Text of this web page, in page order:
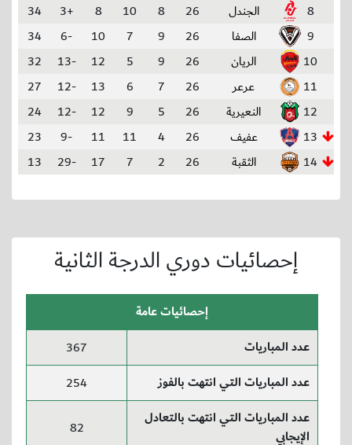
8
الجندل 26
8
10
8
+3
34
9
الصفا 26
9
7
10
-6
34
10
الريان 26
9
5
12
-13
32
11
عرعر 26
7
6
13
-12
27
12
النعيرية 26
5
9
12
-12
24
13
عفيف 26
4
11
11
-9
23
14
الثقبة 26
2
7
17
-29
13
إحصائيات دوري الدرجة الثانية
إحصائيات عامة
عدد المباريات
367
عدد المباريات التي انتهت بالفوز 254
عدد المباريات التي انتهت بالتعادل
الإيجابي
82